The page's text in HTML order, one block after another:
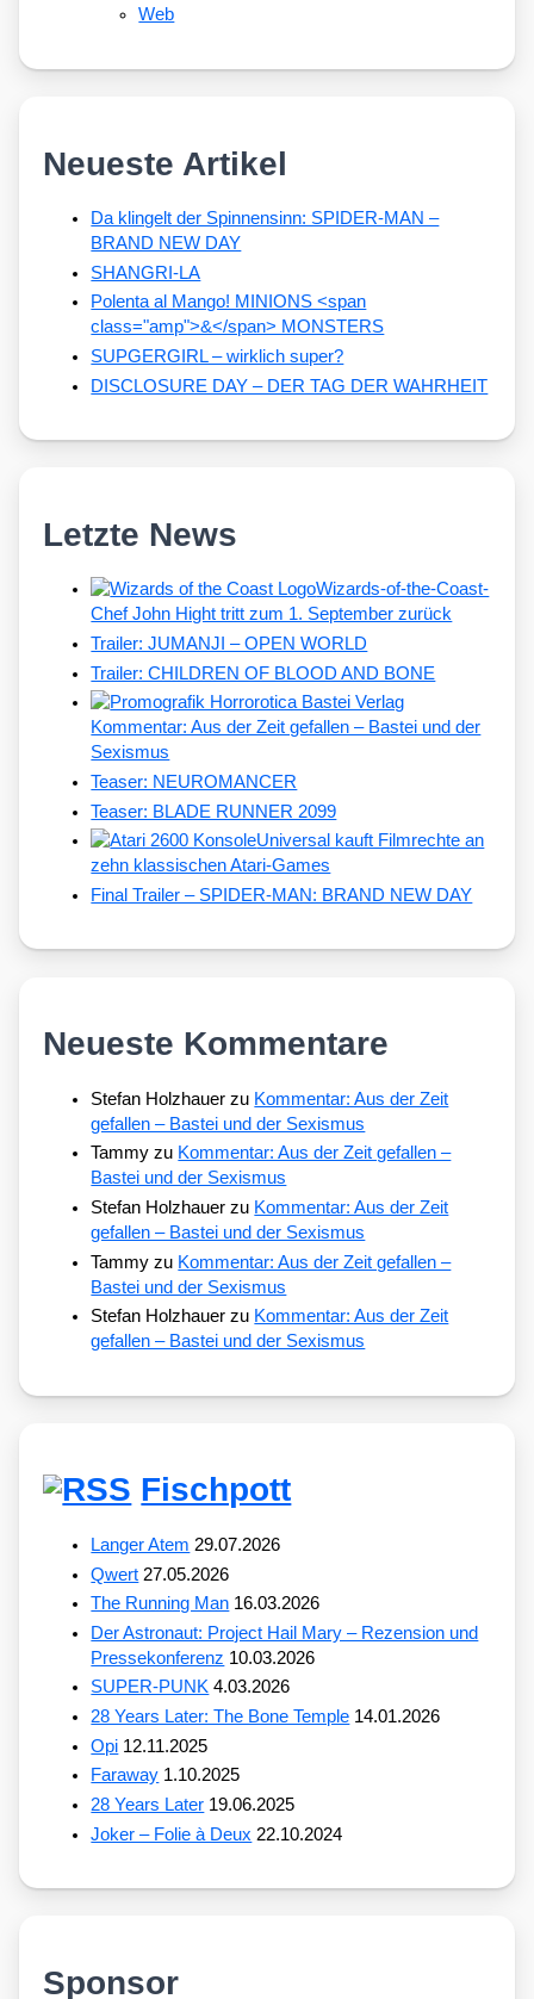
Web
Neueste Artikel
Da klingelt der Spinnensinn: SPIDER-MAN –
BRAND NEW DAY
SHANGRI-LA
Polenta al Mango! MINIONS <span
class="amp">&</span> MONSTERS
SUPGERGIRL – wirklich super?
DISCLOSURE DAY – DER TAG DER WAHRHEIT
Letzte News
Wizards-of-the-Coast-
Chef John Hight tritt zum 1. September zurück
Trailer: JUMANJI – OPEN WORLD
Trailer: CHILDREN OF BLOOD AND BONE
Kommentar: Aus der Zeit gefallen – Bastei und der
Sexismus
Teaser: NEUROMANCER
Teaser: BLADE RUNNER 2099
Universal kauft Filmrechte an
zehn klassischen Atari-Games
Final Trailer – SPIDER-MAN: BRAND NEW DAY
Neueste Kommentare
Stefan Holzhauer zu Kommentar: Aus der Zeit
gefallen – Bastei und der Sexismus
Tammy zu Kommentar: Aus der Zeit gefallen –
Bastei und der Sexismus
Stefan Holzhauer zu Kommentar: Aus der Zeit
gefallen – Bastei und der Sexismus
Tammy zu Kommentar: Aus der Zeit gefallen –
Bastei und der Sexismus
Stefan Holzhauer zu Kommentar: Aus der Zeit
gefallen – Bastei und der Sexismus
Fischpott
Langer Atem 29.07.2026
Qwert 27.05.2026
The Running Man 16.03.2026
Der Astronaut: Project Hail Mary – Rezension und
Pressekonferenz 10.03.2026
SUPER-PUNK 4.03.2026
28 Years Later: The Bone Temple 14.01.2026
Opi 12.11.2025
Faraway 1.10.2025
28 Years Later 19.06.2025
Joker – Folie à Deux 22.10.2024
Sponsor